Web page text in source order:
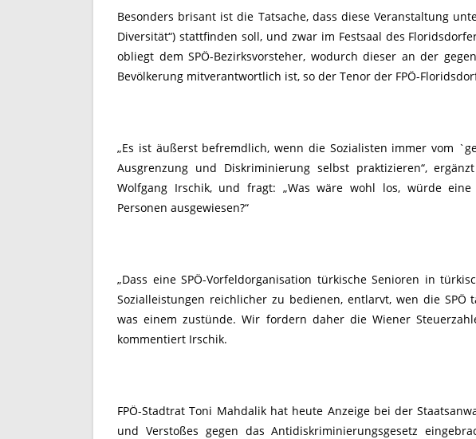
Besonders brisant ist die Tatsache, dass diese Veranstaltung
Diversität“) stattfinden soll, und zwar im Festsaal des
obliegt dem SPÖ-Bezirksvorsteher, wodurch dieser an der
Bevölkerung mitverantwortlich ist, so der Tenor der FPÖ-
„Es ist äußerst befremdlich, wenn die Sozialisten immer vom
Ausgrenzung und Diskriminierung selbst praktizieren“,
Wolfgang Irschik, und fragt: „Was wäre wohl los, würde
Personen ausgewiesen?“
„Dass eine SPÖ-Vorfeldorganisation türkische Senioren in
Sozialleistungen reichlicher zu bedienen, entlarvt, wen die
was einem zustünde. Wir fordern daher die Wiener
kommentiert Irschik.
FPÖ-Stadtrat Toni Mahdalik hat heute Anzeige bei der
und Verstoßes gegen das Antidiskriminierungsgesetz